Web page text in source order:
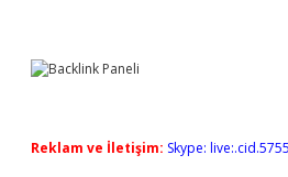
Reklam ve İletişim: Skype: